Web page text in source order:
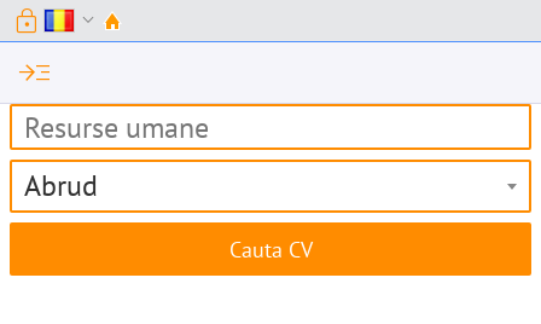
lock expand_more
read_more
Abrud